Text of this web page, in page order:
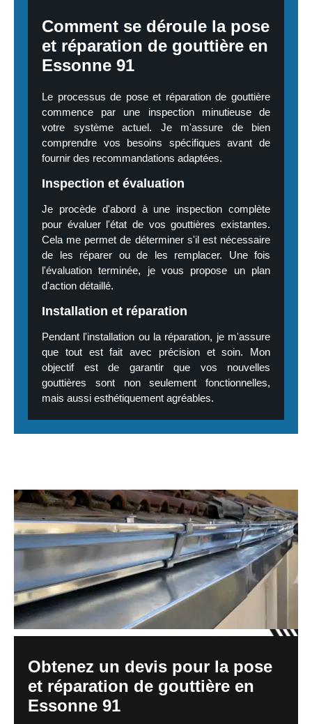
Comment se déroule la pose
et réparation de gouttière en
Essonne 91
Le processus de pose et réparation de gouttière
commence par une inspection minutieuse de
votre système actuel. Je m'assure de bien
comprendre vos besoins spécifiques avant de
fournir des recommandations adaptées.
Inspection et évaluation
Je procède d'abord à une inspection complète
pour évaluer l'état de vos gouttières existantes.
Cela me permet de déterminer s'il est nécessaire
de les réparer ou de les remplacer. Une fois
l'évaluation terminée, je vous propose un plan
d'action détaillé.
Installation et réparation
Pendant l'installation ou la réparation, je m'assure
que tout est fait avec précision et soin. Mon
objectif est de garantir que vos nouvelles
gouttières sont non seulement fonctionnelles,
mais aussi esthétiquement agréables.
Obtenez un devis pour la pose
et réparation de gouttière en
Essonne 91